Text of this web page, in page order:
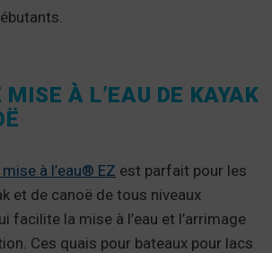
MISE À L’EAU DE KAYAK
à l’eau® EZ est parfait pour les
et de canoë de tous niveaux
facilite la mise à l’eau et l’arrimage
Ces quais pour bateaux pour lacs